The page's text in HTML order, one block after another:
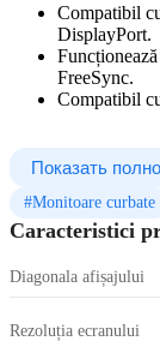
Compatibil
DisplayPort.
FreeSync.
Compatibil
Показать
#Monitoare curbate
Caracteristici
Diagonala afișajului
Rezoluția ecranului